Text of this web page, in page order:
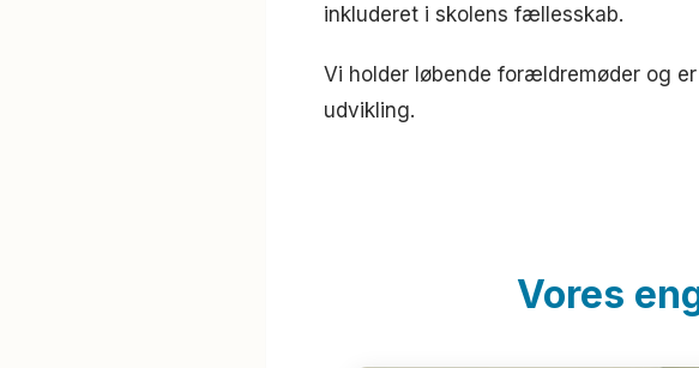
inkluderet i skolens fællesskab.
Vi holder løbende forældremøder og
udvikling.
Vores